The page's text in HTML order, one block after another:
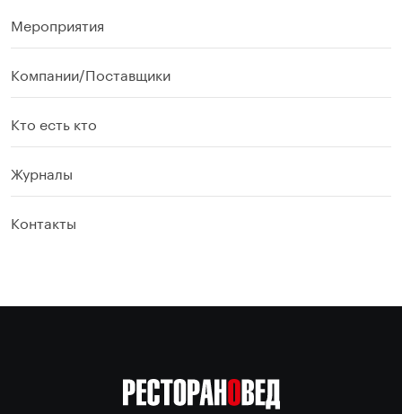
Мероприятия
Компании/Поставщики
Кто есть кто
Журналы
Контакты